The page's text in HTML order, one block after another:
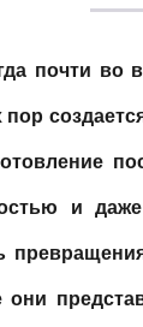
почти во
пор
и
они